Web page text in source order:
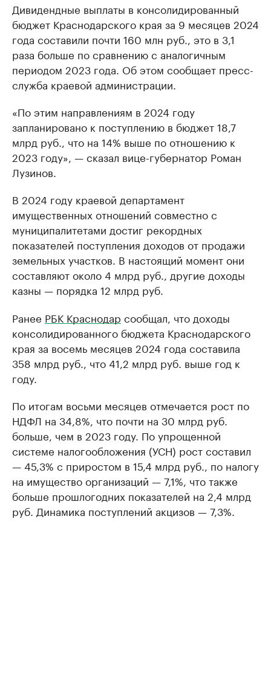
Дивидендные выплаты в консолидированный
бюджет Краснодарского края за 9 месяцев 2024
года составили почти 160 млн руб., это в 3,1
раза больше по сравнению с аналогичным
периодом 2023 года. Об этом сообщает пресс-
служба краевой администрации.
«По этим направлениям в 2024 году
запланировано к поступлению в бюджет 18,7
млрд руб., что на 14% выше по отношению к
2023 году», — сказал вице-губернатор Роман
Лузинов.
В 2024 году краевой департамент
имущественных отношений совместно с
муниципалитетами достиг рекордных
показателей поступления доходов от продажи
земельных участков. В настоящий момент они
составляют около 4 млрд руб., другие доходы
казны — порядка 12 млрд руб.
Ранее РБК Краснодар сообщал, что доходы
консолидированного бюджета Краснодарского
края за восемь месяцев 2024 года составила
358 млрд руб., что 41,2 млрд руб. выше год к
году.
По итогам восьми месяцев отмечается рост по
НДФЛ на 34,8%, что почти на 30 млрд руб.
больше, чем в 2023 году. По упрощенной
системе налогообложения (УСН) рост составил
— 45,3% с приростом в 15,4 млрд руб., по налогу
на имущество организаций — 7,1%, что также
больше прошлогодних показателей на 2,4 млрд
руб. Динамика поступлений акцизов — 7,3%.